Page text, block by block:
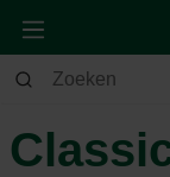
Dier Hond